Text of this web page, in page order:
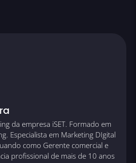
da empresa iSET. Formado em
Especialista em Marketing DIgital
como Gerente comercial e
profissional de mais de 10 anos